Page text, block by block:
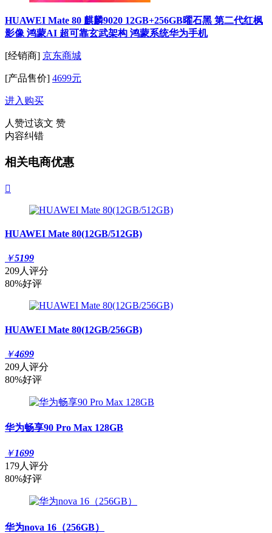
HUAWEI Mate 80 麒麟9020 12GB+256GB曜石黑 第二代红枫
影像 鸿蒙AI 超可靠玄武架构 鸿蒙系统华为手机
[经销商] 京东商城
[产品售价] 4699元
进入购买
人赞过该文 赞
内容纠错
相关电商优惠

HUAWEI Mate 80(12GB/512GB)
￥5199
209人评分
80%好评
HUAWEI Mate 80(12GB/256GB)
￥4699
209人评分
80%好评
华为畅享90 Pro Max 128GB
￥1699
179人评分
80%好评
华为nova 16（256GB）